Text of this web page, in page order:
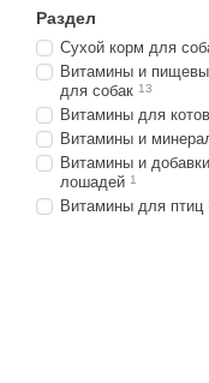
Раздел
Сухой корм для
Витамины и
для собак 13
Витамины для
Витамины и
Витамины и
лошадей 1
Витамины для птиц